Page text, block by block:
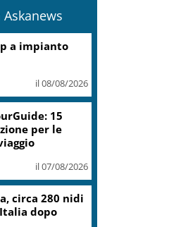
a impianto
il 08/08/2026
15
per le
il 07/08/2026
circa 280 nidi
dopo